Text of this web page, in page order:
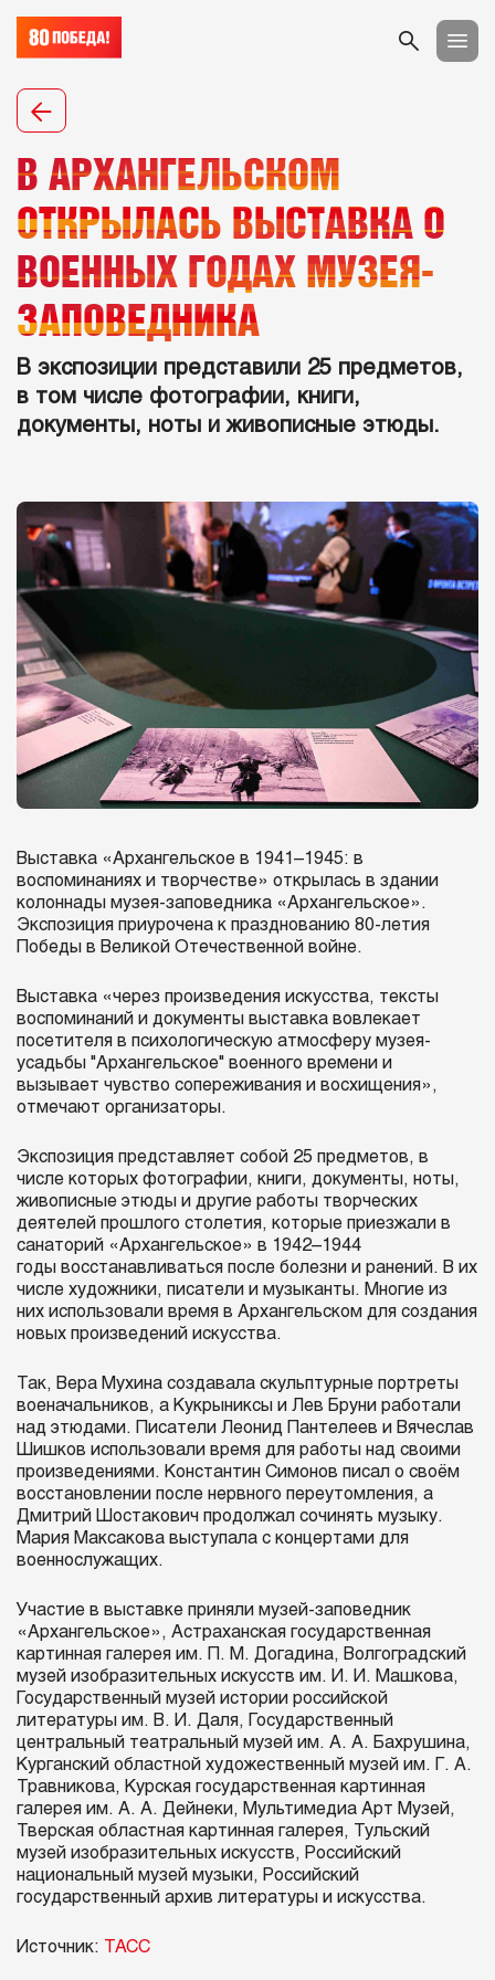
В АРХАНГЕЛЬСКОМ
ОТКРЫЛАСЬ ВЫСТАВКА О
ВОЕННЫХ ГОДАХ МУЗЕЯ-
ЗАПОВЕДНИКА
В экспозиции представили 25 предметов,
в том числе фотографии, книги,
документы, ноты и живописные этюды.
Выставка «Архангельское в 1941–1945: в
воспоминаниях и творчестве» открылась в здании
колоннады музея-заповедника «Архангельское».
Экспозиция приурочена к празднованию 80-летия
Победы в Великой Отечественной войне.
Выставка «через произведения искусства, тексты
воспоминаний и документы выставка вовлекает
посетителя в психологическую атмосферу музея-
усадьбы "Архангельское" военного времени и
вызывает чувство сопереживания и восхищения»,
отмечают организаторы.
Экспозиция представляет собой 25 предметов, в
числе которых фотографии, книги, документы, ноты,
живописные этюды и другие работы творческих
деятелей прошлого столетия, которые приезжали в
санаторий «Архангельское» в 1942–1944
годы восстанавливаться после болезни и ранений. В их
числе художники, писатели и музыканты. Многие из
них использовали время в Архангельском для создания
новых произведений искусства.
Так, Вера Мухина создавала скульптурные портреты
военачальников, а Кукрыниксы и Лев Бруни работали
над этюдами. Писатели Леонид Пантелеев и Вячеслав
Шишков использовали время для работы над своими
произведениями. Константин Симонов писал о своём
восстановлении после нервного переутомления, а
Дмитрий Шостакович продолжал сочинять музыку.
Мария Максакова выступала с концертами для
военнослужащих.
Участие в выставке приняли музей-заповедник
«Архангельское», Астраханская государственная
картинная галерея им. П. М. Догадина, Волгоградский
музей изобразительных искусств им. И. И. Машкова,
Государственный музей истории российской
литературы им. В. И. Даля, Государственный
центральный театральный музей им. А. А. Бахрушина,
Курганский областной художественный музей им. Г. А.
Травникова, Курская государственная картинная
галерея им. А. А. Дейнеки, Мультимедиа Арт Музей,
Тверская областная картинная галерея, Тульский
музей изобразительных искусств, Российский
национальный музей музыки, Российский
государственный архив литературы и искусства.
Источник: ТАСС